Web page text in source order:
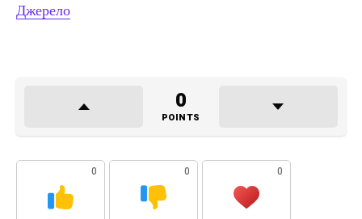
Джерело
0
POINTS
0 0 0